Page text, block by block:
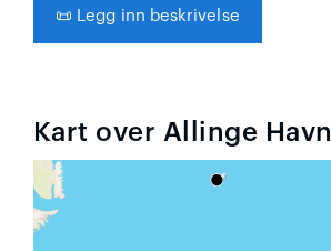
📜 Legg inn beskrivelse
Kart over Allinge Havn